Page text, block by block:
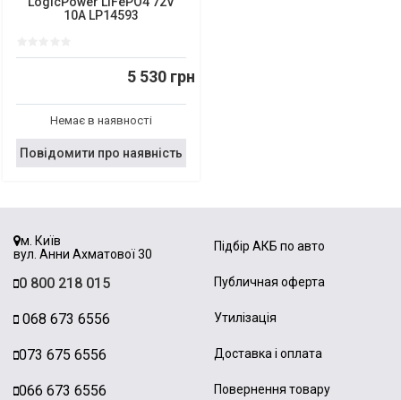
10A LP14593
5 530 грн
Немає в наявності
Повідомити про наявність
м. Київ
вул. Анни Ахматової 30
0 800 218 015
068 673 6556
073 675 6556
066 673 6556
Підбір АКБ по авто
Публичная оферта
Утилізація
Доставка і оплата
Повернення товару